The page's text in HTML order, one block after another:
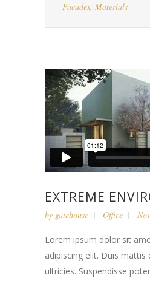
Facades, Materials
EXTREME
by gatehouse Office
Lorem ipsum dolor sit
adipiscing elit. Duis
ultricies. Suspendisse